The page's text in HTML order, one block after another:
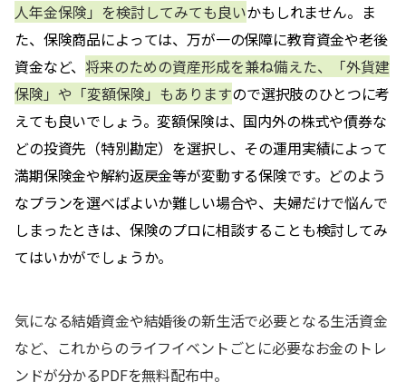
人年金保険」を検討してみても良いかもしれません。ま
た、保険商品によっては、万が一の保障に教育資金や老後
資金など、 将来のための資産形成を兼ね備えた、「外貨建
保険」や「変額保険」もありますので選択肢のひとつに考
えても良いでしょう。変額保険は、国内外の株式や債券な
どの投資先（特別勘定）を選択し、その運用実績によって
満期保険金や解約返戻金等が変動する保険です。どのよう
なプランを選べばよいか難しい場合や、夫婦だけで悩んで
しまったときは、保険のプロに相談することも検討してみ
てはいかがでしょうか。
気になる結婚資金や結婚後の新生活で必要となる生活資金
など、これからのライフイベントごとに必要なお金のトレ
ンドが分かるPDFを無料配布中。